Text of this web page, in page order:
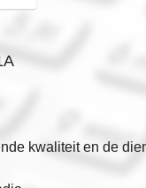
kwaliteit en de